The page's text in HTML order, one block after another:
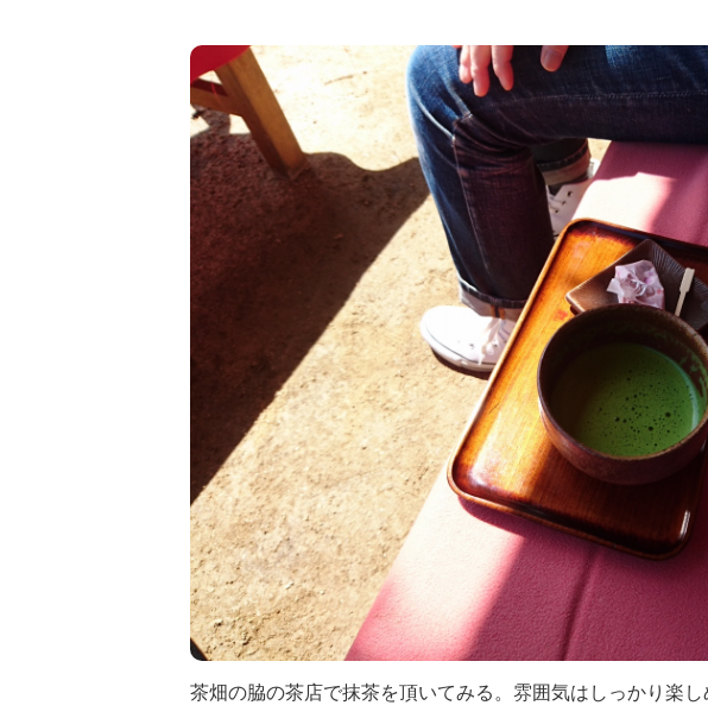
茶畑の脇の茶店で抹茶を頂いてみる。雰囲気はしっかり楽